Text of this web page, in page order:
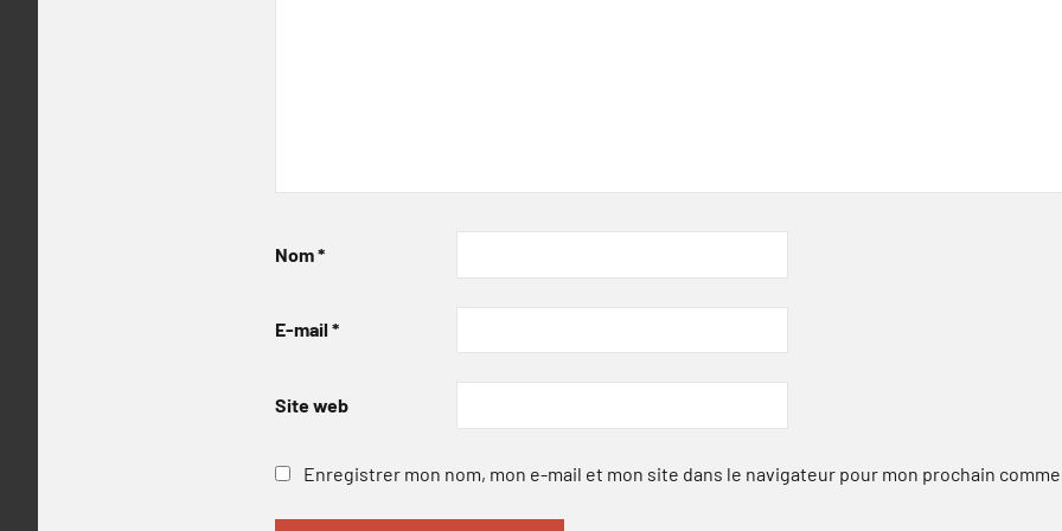
Nom*
E-mail *
Site web
Enregistrer mon nom, mon e-mail et mon site dans le navigateur pour mon prochain